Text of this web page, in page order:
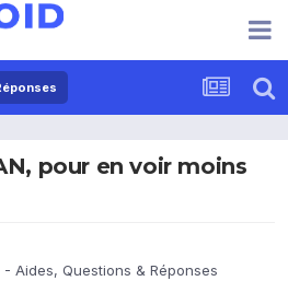
pour en voir moins
- Aides, Questions & Réponses